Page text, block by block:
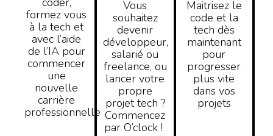
formez vous
à la tech et
avec l’aide
de l’IA pour
commencer
une
nouvelle
carrière
professionnelle
Vous
souhaitez
devenir
développeur,
salarié ou
freelance, ou
lancer votre
propre
projet tech ?
Commencez
par O’clock !
Maitrisez le
code et la
tech dès
maintenant
pour
progresser
plus vite
dans vos
projets